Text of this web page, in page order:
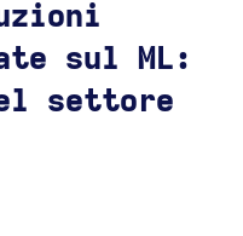
sul ML:
settore